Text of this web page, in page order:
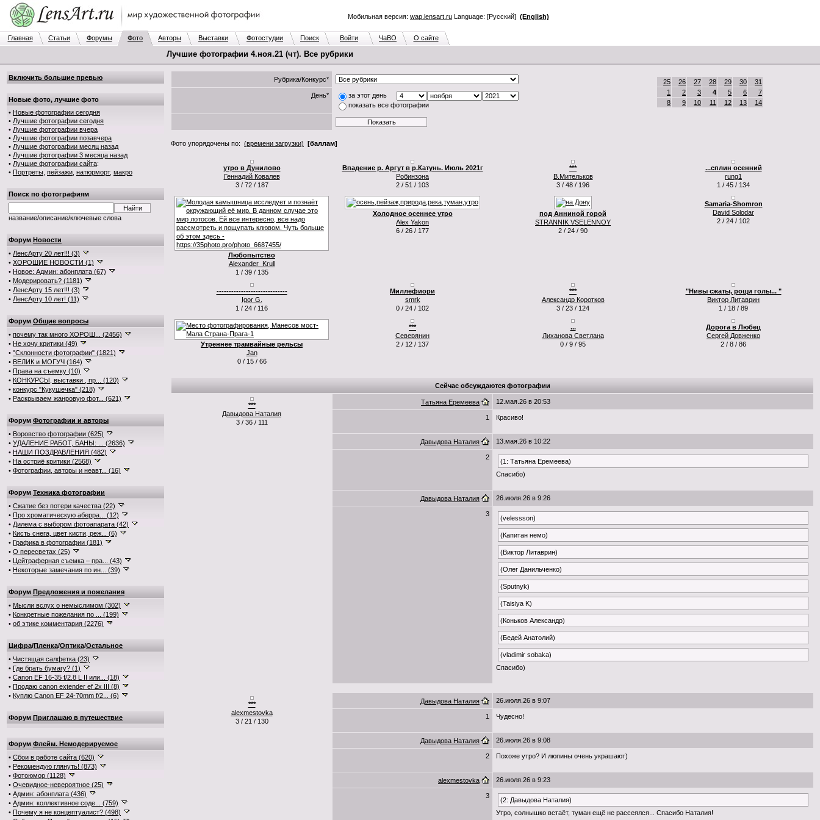
Мобильная версия: wap.lensart.ru Language: [Русский] (English)
Главная Статьи Форумы Фото Авторы Выставки Фотостудии Поиск Войти ЧаВО О сайте
Лучшие фотографии 4.ноя.21 (чт). Все рубрики
Включить большие превью
Новые фото, лучшие фото
• Новые фотографии сегодня
• Лучшие фотографии сегодня
• Лучшие фотографии вчера
• Лучшие фотографии позавчера
• Лучшие фотографии месяц назад
• Лучшие фотографии 3 месяца назад
• Лучшие фотографии сайта:
• Портреты пейзажи натюрморт, макро
Поиск по фотографиям
название/описание/ключевые слова
Форум Новости
• ЛенсАрту 20 лет!!! (3)
• ХОРОШИЕ НОВОСТИ (1)
• Новое: Админ: абонплата (67)
• Модерировать? (1181)
• ЛенсАрту 15 лет!!! (3)
• ЛенсАрту 10 лет! (11)
Форум Общие вопросы
• почему так много ХОРОШ... (2456)
• Не хочу критики (49)
• "Склонности фотографии" (1821)
• ВЕЛИК и МОГУЧ (164)
• Права на съемку (10)
• КОНКУРСЫ, выставки , пр... (120)
• конкурс "Кукушечка" (218)
• Раскрываем жанровую фот... (621)
Форум Фотографии и авторы
• Воровство фотографии (625)
• УДАЛЕНИЕ РАБОТ, БАНЫ: ... (2636)
• НАШИ ПОЗДРАВЛЕНИЯ (482)
• На остриё критики (2568)
• Фотографии, авторы и неавт... (16)
Форум Техника фотографии
• Сжатие без потери качества (22)
• Про хроматическую аберра... (12)
• Дилема с выбором фотоапарата (42)
• Кисть снега, цвет кисти, реж... (6)
• Графика в фотографии (181)
• О пересветах (25)
• Цейтраферная съемка – пра... (43)
• Некоторые замечания по ин... (39)
Форум Предложения и пожелания
• Мысли вслух о немыслимом (302)
• Конкретные пожелания по ... (199)
• об этике комментария (2276)
Цифра/Пленка/Оптика/Остальное
• Чистящая салфетка (23)
• Где брать бумагу? (1)
• Canon EF 16-35 f/2.8 L II или... (18)
• Продаю canon extender ef 2x III (8)
• Куплю Canon EF 24-70mm f/2... (6)
Форум Приглашаю в путешествие
Форум Флейм. Немодерируемое
• Сбои в работе сайта (620)
• Рекомендую глянуть! (873)
• Фотоюмор (1128)
• Очевидное-невероятное (25)
• Админ: абонплата (436)
• Админ: коллективное соде... (759)
• Почему я не концептуалист? (498)
Рубрика/Конкурс* 25 26 27 28 29 30
31
1
2 3 4 5 6
7
8
9 10 11 12 13 14
День*
за этот день
показать все фотографии
Фото упорядочены по: (времени загрузки) [баллам]
утро в Дунилово
Геннадий Ковалев
3 / 72 / 187
Впадение р. Аргут в р.Катунь. Июль 2021г
Робинзона
2 / 51 / 103
***
В.Мительков
3 / 48 / 196
...сплин осенний
rung1
1 / 45 / 134
Любопытство
Alexander_Krull
1 / 39 / 135
Холодное осеннее утро
Alex Yakon
6 / 26 / 177
под Анниной горой
STRANNIK VSELENNOY
2 / 24 / 90
Samaria-Shomron
David Solodar
2 / 24 / 102
-----------------------------
Igor G.
1 / 24 / 116
Миллефиори
smrk
0 / 24 / 102
***
Александр Коротков
3 / 23 / 124
"Нивы сжаты, рощи голы... "
Виктор Литаврин
1 / 18 / 89
Утреннее трамвайные рельсы
Jan
0 / 15 / 66
***
Северянин
2 / 12 / 137
...
Лиханова Светлана
0 / 9 / 95
Дорога в Любец
Сергей Довженко
2 / 8 / 86
Сейчас обсуждаются фотографии
***
Давыдова Наталия
3 / 36 / 111
Татьяна Еремеева 12.мая.26 в 20:53
1 Красиво!
Давыдова Наталия 13.мая.26 в 10:22
2
(1: Татьяна Еремеева)
Спасибо)
Давыдова Наталия 26.июля.26 в 9:26
3
(velessson)
(Капитан немо)
(Виктор Литаврин)
(Олег Данильченко)
(Sputnyk)
(Taisiya K)
(Коньков Александр)
(Бедей Анатолий)
(vladimir sobaka)
Спасибо)
***
alexmestovka
3 / 21 / 130
Давыдова Наталия 26.июля.26 в 9:07
1 Чудесно!
Давыдова Наталия 26.июля.26 в 9:08
2 Похоже утро? И люпины очень украшают)
alexmestovka 26.июля.26 в 9:23
3
(2: Давыдова Наталия)
Утро, солнышко встаёт, туман ещё не рассеялся... Спасибо Наталия!